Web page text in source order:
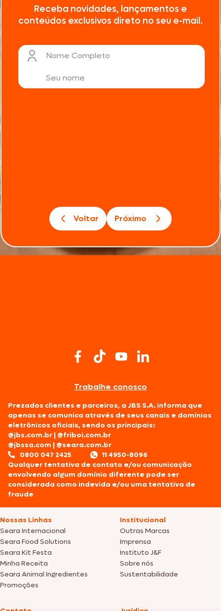
Receba novidades, lançamentos e
conteúdos exclusivos direto no seu e-mail.
Nome Completo
Voltar Próximo
Trabalhe conosco
Prezados clientes e parceiros, a JBS S.A. informa que
apenas se comunica através de seus canais e domínios
eletrônicos oficiais, sendo os principais:
@jbs.com.br |@friboi.com.br
@jbssa.com |@seara.com.br
0800 047 2425
11 4950-8096
Qualquer tentativa de contato e/ou comunicação
envolvendo algum domínio diferente pode ser
considerada como indevida e/ou uma tentativa de
fraude
Nossas Linhas
Seara Internacional
Seara Food Solutions
Seara Kit Festa
Minha Receita
Seara Animal Ingredientes
Promoções
Institucional
Outras Marcas
Imprensa
Instituto J&F
Sobre nós
Sustentabilidade